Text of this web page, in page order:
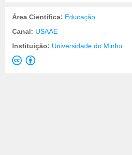
Área Científica: Educação
Canal: USAAE
Instituição: Universidade do Minho